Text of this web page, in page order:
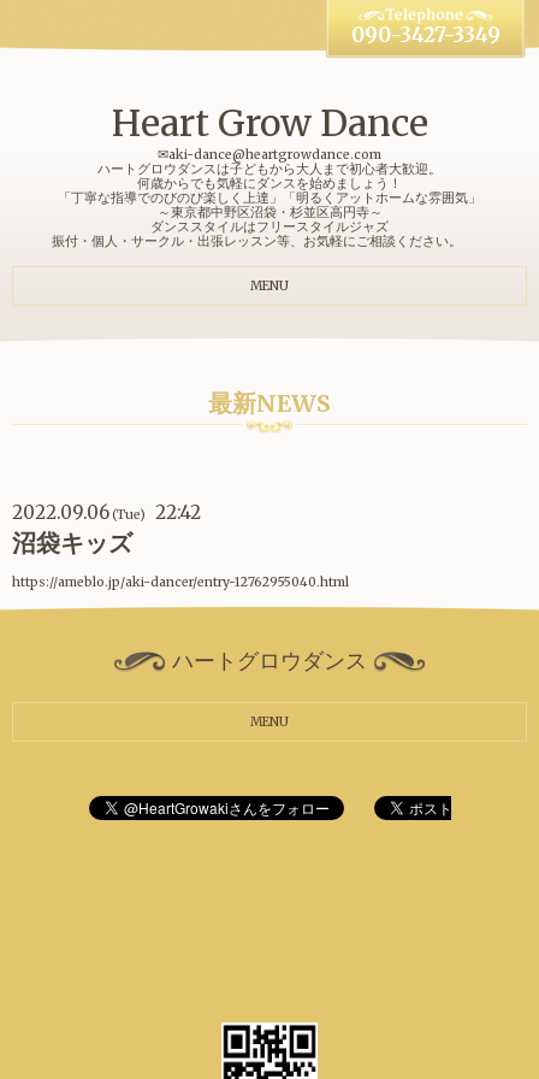
Heart Grow Dance
✉aki-dance@heartgrowdance.com
ハートグロウダンスは子どもから大人まで初心者大歓迎。
何歳からでも気軽にダンスを始めましょう！
「丁寧な指導でのびのび楽しく上達」「明るくアットホームな雰囲気」
～東京都中野区沼袋・杉並区高円寺～
ダンススタイルはフリースタイルジャズ
振付・個人・サークル・出張レッスン等、お気軽にご相談ください。
090-3427-3349
MENU
最新NEWS
2022.09.06(Tue) 22:42
沼袋キッズ
https://ameblo.jp/aki-dancer/entry-12762955040.html
ハートグロウダンス
MENU